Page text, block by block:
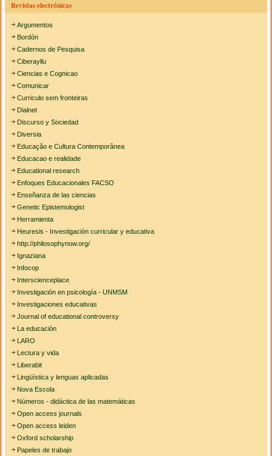
Revistas electrónicas
Argumentos
Bordón
Cadernos de Pesquisa
Ciberayllu
Ciencias e Cognicao
Comunicar
Curriculo sem fronteiras
Dialnet
Discurso y Sociedad
Diversia
Educação e Cultura Contemporânea
Educacao e realidade
Educational research
Enfoques Educacionales FACSO
Enseñanza de las ciencias
Genetic Epistemologist
Herramienta
Heuresis - Investigación curricular y educativa
http://philosophynow.org/
Ignaziana
Infocop
Interscienceplace
Investigación en psicología - UNMSM
Investigaciones educativas
Journal of educational controversy
La educación
LARO
Lectura y vida
Liberabit
Lingüística y lenguas aplicadas
Nova Escola
Números - didáctica de las matemáticas
Open access journals
Open access leiden
Oxford scholarship
Papeles de trabajo